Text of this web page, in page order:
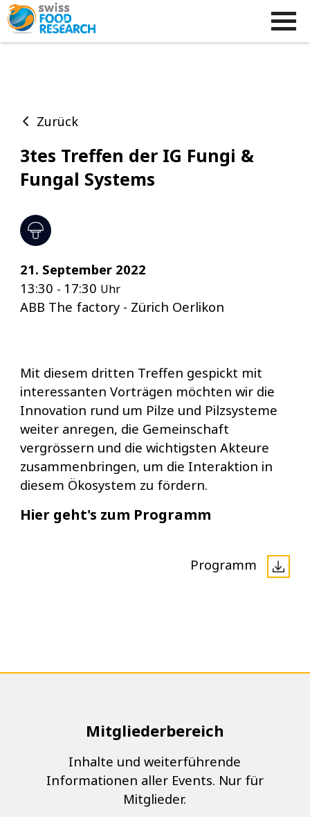
Zurück
3tes Treffen der IG Fungi &
Fungal Systems
21. September 2022
13:30 - 17:30 Uhr
ABB The factory - Zürich Oerlikon
Mit diesem dritten Treffen gespickt mit
interessanten Vorträgen möchten wir die
Innovation rund um Pilze und Pilzsysteme
weiter anregen, die Gemeinschaft
vergrössern und die wichtigsten Akteure
zusammenbringen, um die Interaktion in
diesem Ökosystem zu fördern.
Hier geht's zum Programm
Programm
Mitgliederbereich
Inhalte und weiterführende
Informationen aller Events. Nur für
Mitglieder.